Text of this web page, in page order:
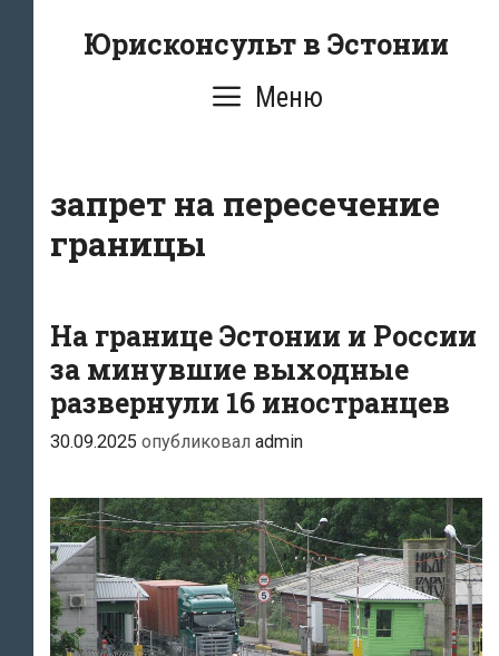
Юрисконсульт в Эстонии
Меню
запрет на пересечение
границы
На границе Эстонии и России
за минувшие выходные
развернули 16 иностранцев
30.09.2025 опубликовал admin